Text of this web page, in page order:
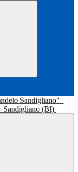
Sandigliano (BI)